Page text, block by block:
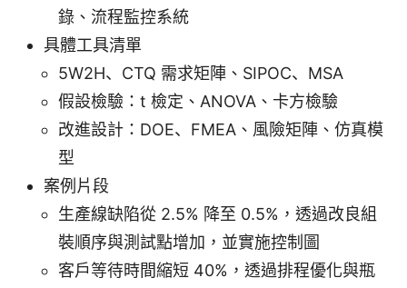
錄、流程監控系統
具體工具清單
5W2H、CTQ 需求矩陣、SIPOC、MSA
假設檢驗：t 檢定、ANOVA、卡方檢驗
改進設計：DOE、FMEA、風險矩陣、仿真模
型
案例片段
生產線缺陷從 2.5% 降至 0.5%，透過改良組
裝順序與測試點增加，並實施控制圖
客戶等待時間縮短 40%，透過排程優化與瓶